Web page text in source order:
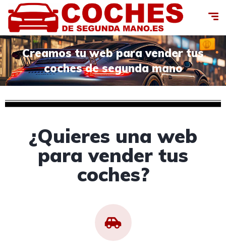
Creamos tu web para vender tus
coches de segunda mano
¿Quieres una web
para vender tus
coches?